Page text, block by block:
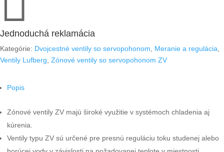
Jednoduchá reklamácia
Kategórie: Dvojcestné ventily so servopohonom Meranie a regulácia
Ventily Lufberg Zónové ventily so servopohonom ZV
Popis
Zónové ventily ZV majú široké využitie v systémoch chladenia aj
kúrenia.
Ventily typu ZV sú určené pre presnú reguláciu toku studenej alebo